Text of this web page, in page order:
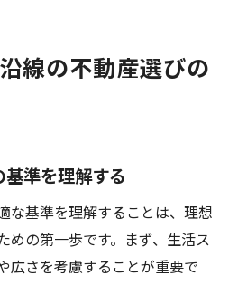
産の選び方のコツ
ための不動産探し
した不動産探しの戦略
検索のテクニック
慮すべき交通アクセス
点と不動産の選択肢
要な駅近物件の確認方法
線の不動産選びの
準を理解する
な基準を理解することは、理想
めの第一歩です。まず、生活ス
広さを考慮することが重要で